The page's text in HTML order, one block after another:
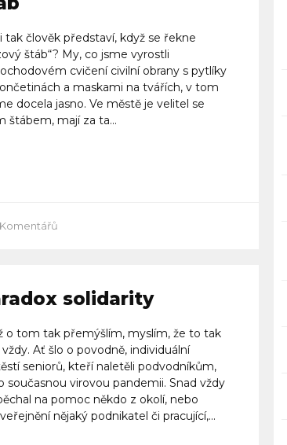
tak člověk představí, když se řekne
štáb“? My, co jsme vyrostli
cvičení civilní obrany s pytlíky
a maskami na tvářích, v tom
docela jasno. Ve městě je velitel se
štábem, mají za ta...
Komentářů
solidarity
o tom tak přemýšlím, myslím, že to tak
Ať šlo o povodně, individuální
seniorů, kteří naletěli podvodníkům,
současnou virovou pandemii. Snad vždy
na pomoc někdo z okolí, nebo
nějaký podnikatel či pracující,...